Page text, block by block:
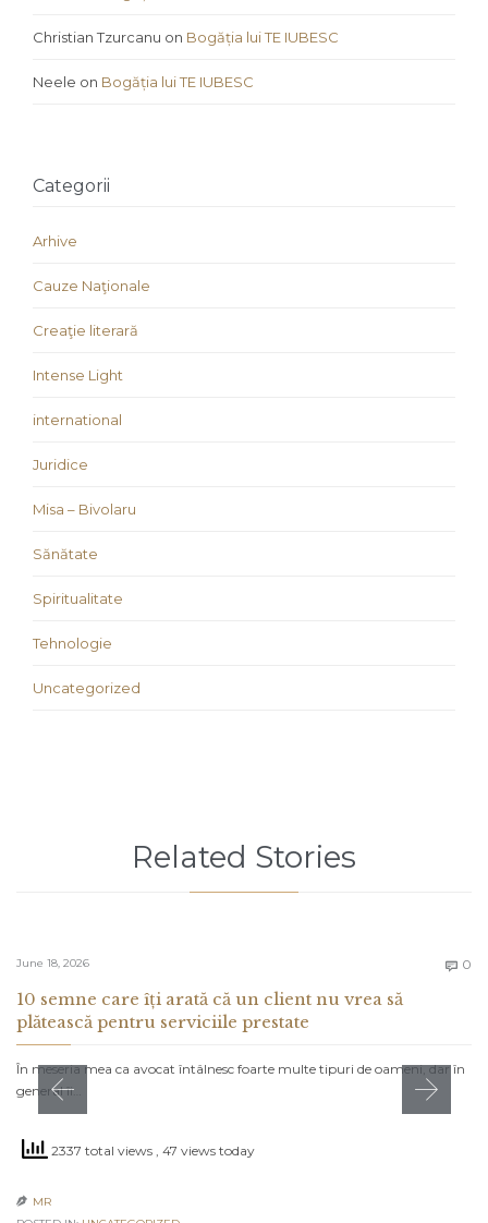
Christian Tzurcanu on Bogăția lui TE IUBESC
Neele on Bogăția lui TE IUBESC
Categorii
Arhive
Cauze Naţionale
Creaţie literară
Intense Light
international
Juridice
Misa – Bivolaru
Sănătate
Spiritualitate
Tehnologie
Uncategorized
Related Stories
June 18, 2026  0
10 semne care îți arată că un client nu vrea să
plătească pentru serviciile prestate
În meseria mea ca avocat întâlnesc foarte multe tipuri de oameni, dar în
general îi…
2337 total views , 47 views today
 MR